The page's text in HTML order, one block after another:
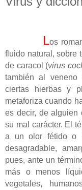
Los
fluido natural, sobre
de caracol (virus
también al
ciertas hierbas y
metaforiza cuando
es decir, de alguien
su mal carácter. El
a un olor fétido o
desagradable,
pues, ante un
más o menos
vegetales,